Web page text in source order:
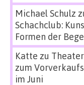
Michael Schulz
Schachclub:
Formen der
Katte zu
zum
im Juni